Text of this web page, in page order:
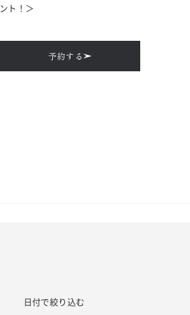
ント！＞
予約する
日付で絞り込む